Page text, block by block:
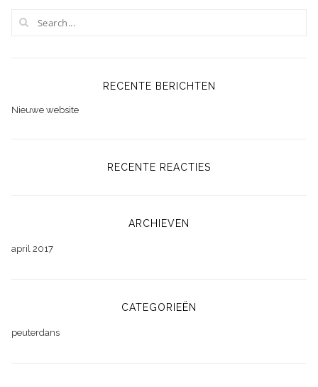
RECENTE BERICHTEN
Nieuwe website
RECENTE REACTIES
ARCHIEVEN
april 2017
CATEGORIEËN
peuterdans